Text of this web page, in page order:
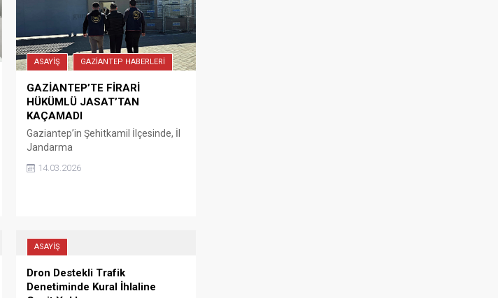
ASAYİŞ GAZİANTEP HABERLERİ
GAZİANTEP’TE FİRARİ
HÜKÜMLÜ JASAT’TAN
KAÇAMADI
Gaziantep’in Şehitkamil İlçesinde, İl
Jandarma
Ticareti Yapmak ve Hırsızlık”
İlçesinde, İl Jandarma
Komutanlığınca, Cumhuriyet
Başsavcılığı koordinesinde yapılan
istihbari çalışmaları sonucunda
14.03.2026
ASAYİŞ
Dron Destekli Trafik
Denetiminde Kural İhlaline